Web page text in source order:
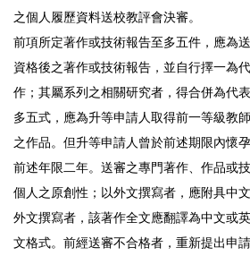
之個人履歷資料送校教評會決審。
前項所定著作或技術報告至多五件，應為
資格後之著作或技術報告，並自行擇一為
作；其屬系列之相關研究者，得合併為代
多五式，應為升等申請人取得前一等級教
之作品。但升等申請人曾於前述期限內懷
前述年限二年。送審之專門著作、作品或
個人之原創性；以外文撰寫者，應附具中
外文撰寫者，該著作全文應翻譯為中文或
文格式。前經送審不合格者，重新提出申